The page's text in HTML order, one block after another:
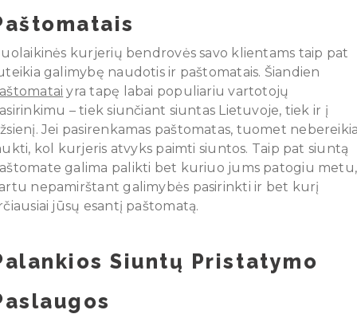
kurjerių bendrovės savo klientams taip pat
galimybę naudotis ir paštomatais. Šiandien
yra tapę labai populiariu vartotojų
– tiek siunčiant siuntas Lietuvoje, tiek ir į
Jei pasirenkamas paštomatas, tuomet
kol kurjeris atvyks paimti siuntos. Taip pat siuntą
galima palikti bet kuriuo jums patogiu metu,
nepamirštant galimybės pasirinkti ir bet kurį
jūsų esantį paštomatą.
Siuntų Pristatymo